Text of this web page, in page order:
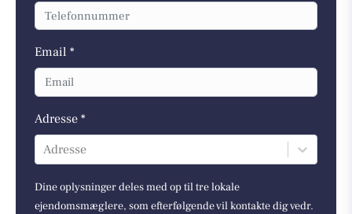
Email *
Adresse *
Adresse
Dine oplysninger deles med op til tre lokale
ejendomsmæglere, som efterfølgende vil kontakte dig vedr.